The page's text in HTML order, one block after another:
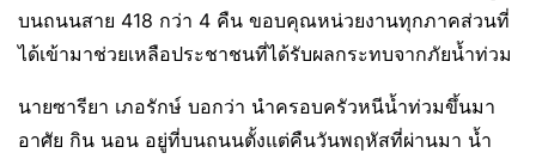
บนถนนสาย 418 กว่า 4 คืน ขอบคุณหน่วยงานทุกภาคส่วนที่
ได้เข้ามาช่วยเหลือประชาชนที่ได้รับผลกระทบจากภัยน้ำท่วม
นายซารียา เภอรักษ์ บอกว่า นำครอบครัวหนีน้ำท่วมขึ้นมา
อาศัย กิน นอน อยู่ที่บนถนนตั้งแต่คืนวันพฤหัสที่ผ่านมา น้ำ